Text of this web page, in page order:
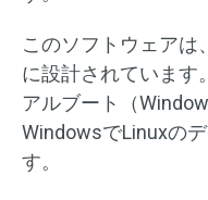
このソフトウェアは
に設計されています
アルブート（
WindowsでLinuxの
す。